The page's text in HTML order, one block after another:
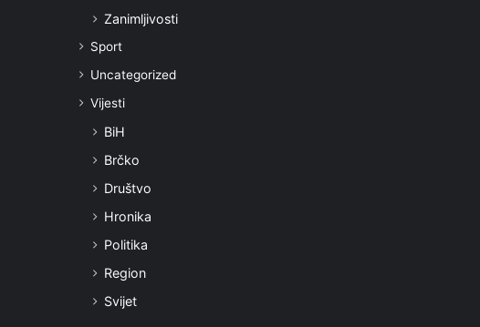
Zanimljivosti
Sport
Uncategorized
Vijesti
BiH
Brčko
Društvo
Hronika
Politika
Region
Svijet